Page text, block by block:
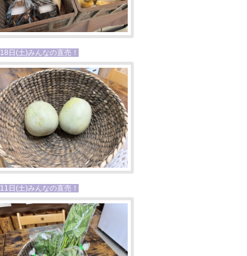
日(土)みんなの直売！
日(土)みんなの直売！